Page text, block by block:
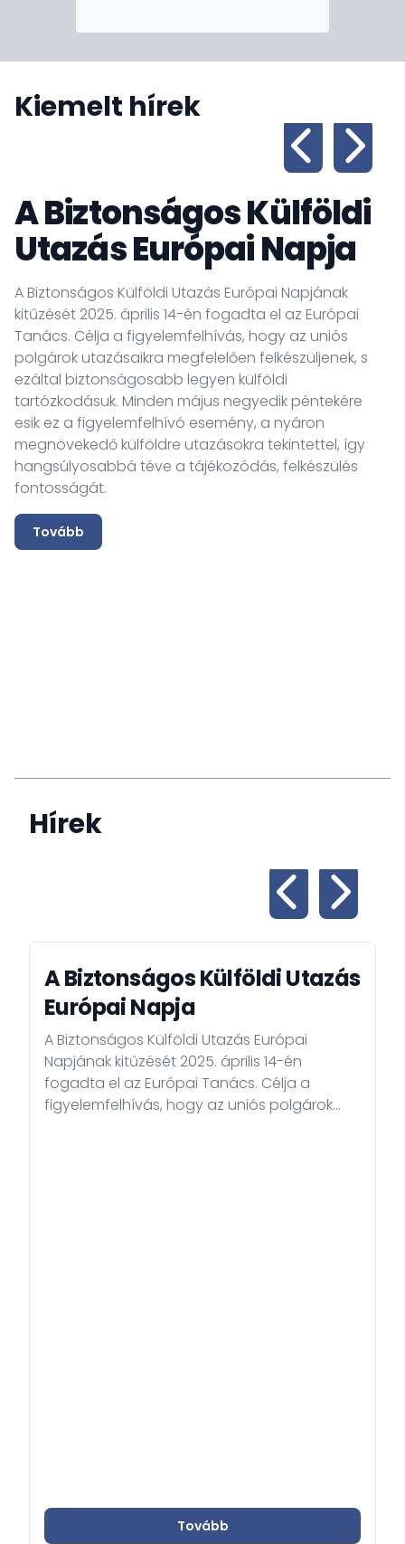
Kiemelt hírek
A Biztonságos Külföldi
Utazás Európai Napja
A Biztonságos Külföldi Utazás Európai Napjának
kitűzését 2025. április 14-én fogadta el az Európai
Tanács. Célja a figyelemfelhívás, hogy az uniós
polgárok utazásaikra megfelelően felkészüljenek, s
ezáltal biztonságosabb legyen külföldi
tartózkodásuk. Minden május negyedik péntekére
esik ez a figyelemfelhívó esemény, a nyáron
megnövekedő külföldre utazásokra tekintettel, így
hangsúlyosabbá téve a tájékozódás, felkészülés
fontosságát.
Tovább
Hírek
A Biztonságos Külföldi Utazás
Európai Napja
A Biztonságos Külföldi Utazás Európai
Napjának kitűzését 2025. április 14-én
fogadta el az Európai Tanács. Célja a
figyelemfelhívás, hogy az uniós polgárok
Tovább